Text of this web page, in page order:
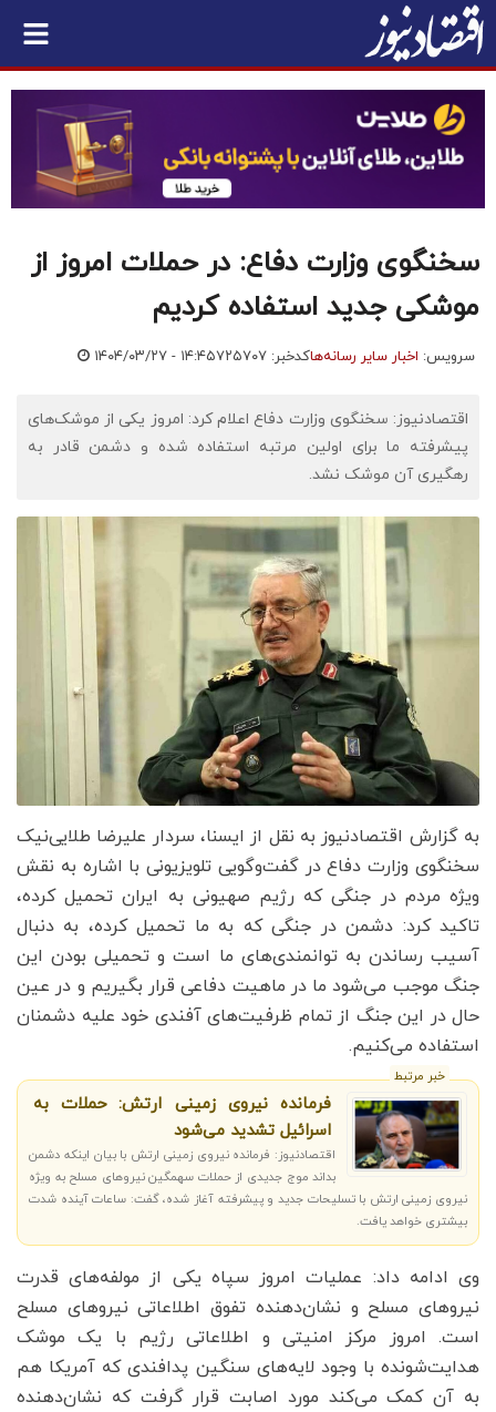
سخنگوی وزارت دفاع: در حملات امروز از
موشکی جدید استفاده کردیم
سرویس: اخبار سایر رسانه‌هاکدخبر: ۷۲۵۷۰۷ ۱۴۰۴/۰۳/۲۷ - ۱۴:۴۵
اقتصادنیوز: سخنگوی وزارت دفاع اعلام کرد: امروز یکی از موشک‌های
پیشرفته ما برای اولین مرتبه استفاده شده و دشمن قادر به
رهگیری آن موشک نشد.
به گزارش اقتصادنیوز به نقل از ایسنا، سردار علیرضا طلایی‌نیک
سخنگوی وزارت دفاع در گفت‌وگویی تلویزیونی با اشاره به نقش
ویژه مردم در جنگی که رژیم صهیونی به ایران تحمیل کرده،
تاکید کرد: دشمن در جنگی که به ما تحمیل کرده، به دنبال
آسیب رساندن به توانمندی‌های ما است و تحمیلی بودن این
جنگ موجب می‌شود ما در ماهیت دفاعی قرار بگیریم و در عین‌
حال در این جنگ از تمام ظرفیت‌های آفندی خود علیه دشمنان
استفاده می‌کنیم.
خبر مرتبط
فرمانده نیروی زمینی ارتش: حملات به
اسرائیل تشدید می‌شود
اقتصادنیوز: فرمانده نیروی زمینی ارتش با بیان اینکه دشمن
بداند موج جدیدی از حملات سهمگین نیروهای مسلح به ویژه
نیروی زمینی ارتش با تسلیحات جدید و پیشرفته آغاز شده، گفت: ساعات آینده شدت
بیشتری خواهد یافت.
وی ادامه داد: عملیات امروز سپاه یکی از مولفه‌های قدرت
نیروهای مسلح و نشان‌دهنده تفوق اطلاعاتی نیروهای مسلح
است. امروز مرکز امنیتی و اطلاعاتی رژیم با یک موشک
هدایت‌شونده با وجود لایه‌های سنگین پدافندی که آمریکا هم
به آن کمک می‌کند مورد اصابت قرار گرفت که نشان‌دهنده